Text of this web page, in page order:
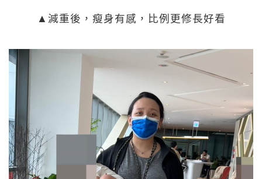
▲減重後，瘦身有感，比例更修長好看